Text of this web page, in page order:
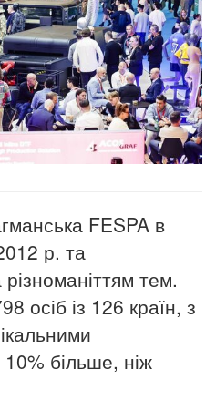
FESPA в
р. та
тем.
осіб із 126 країн, з
більше, ніж